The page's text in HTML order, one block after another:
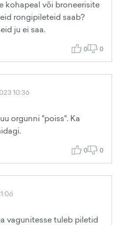
kohapeal või broneerisite
rongipileteid saab?
ju ei saa.
0 0
10:36
orgunni "poiss". Ka
0 0
vagunitesse tuleb piletid